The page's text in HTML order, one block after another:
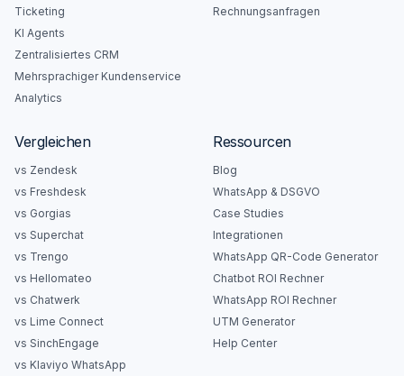
Ticketing
KI Agents
Zentralisiertes CRM
Mehrsprachiger Kundenservice
Analytics
Rechnungsanfragen
Vergleichen
vs Zendesk
vs Freshdesk
vs Gorgias
vs Superchat
vs Trengo
vs Hellomateo
vs Chatwerk
vs Lime Connect
vs SinchEngage
vs Klaviyo WhatsApp
Ressourcen
Blog
WhatsApp & DSGVO
Case Studies
Integrationen
WhatsApp QR-Code Generator
Chatbot ROI Rechner
WhatsApp ROI Rechner
UTM Generator
Help Center